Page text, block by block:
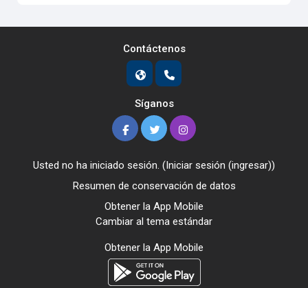
Contáctenos
Síganos
Usted no ha iniciado sesión. (Iniciar sesión (ingresar))
Resumen de conservación de datos
Obtener la App Mobile
Cambiar al tema estándar
Obtener la App Mobile